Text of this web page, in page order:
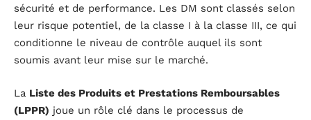
sécurité et de performance. Les DM sont classés selon
leur risque potentiel, de la classe I à la classe III, ce qui
conditionne le niveau de contrôle auquel ils sont
soumis avant leur mise sur le marché.
La Liste des Produits et Prestations Remboursables
(LPPR) joue un rôle clé dans le processus de